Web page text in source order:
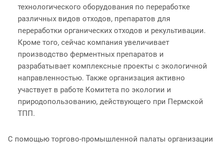
технологического оборудования по переработке
различных видов отходов, препаратов для
переработки органических отходов и рекультивации.
Кроме того, сейчас компания увеличивает
производство ферментных препаратов и
разрабатывает комплексные проекты с экологичной
направленностью. Также организация активно
участвует в работе Комитета по экологии и
природопользованию, действующего при Пермской
ТПП.
С помощью торгово-промышленной палаты организации